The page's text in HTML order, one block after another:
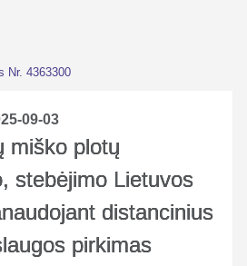
Nr. 4363300
09-03
miško plotų
stebėjimo Lietuvos
distancinius
pirkimas